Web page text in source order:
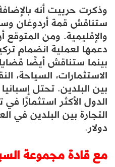
وذكرت حرييت أنه
ستناقش قمة أردوغان
والإقليمية. ومن المتوقع
دعمها لعملية انضمام
بينما ستناقش أيضًا قضايا
الاستثمارات، السياحة،
بين البلدين. تحتل
الدول الأكثر استثمارًا
دولار.
مع قادة مجموعة